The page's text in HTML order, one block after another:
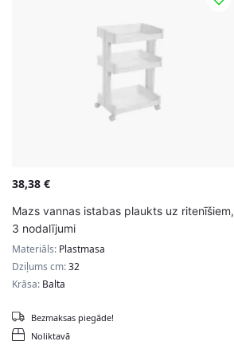
38,38 €
Mazs vannas istabas plaukts uz ritenīšiem,
3 nodalījumi
Materiāls: Plastmasa
Dziļums cm:32
Krāsa: Balta
Noliktavā
Bezmaksas piegāde!